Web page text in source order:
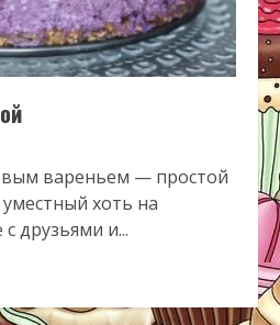
вареньем — простой
хоть на
друзьями и...